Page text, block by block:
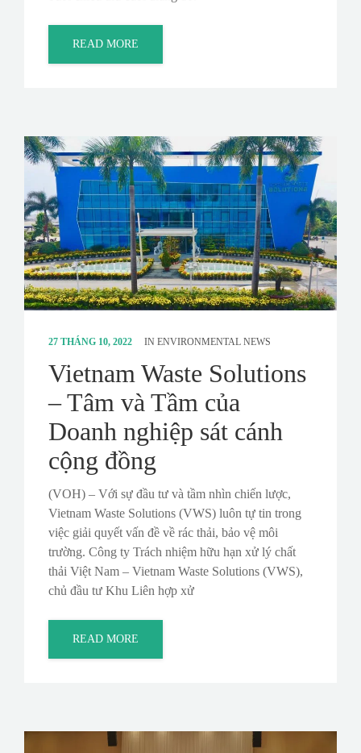
READ MORE
27 THÁNG 10, 2022 IN ENVIRONMENTAL NEWS
Vietnam Waste Solutions
– Tâm và Tầm của
Doanh nghiệp sát cánh
cộng đồng
(VOH) – Với sự đầu tư và tầm nhìn chiến lược,
Vietnam Waste Solutions (VWS) luôn tự tin trong
việc giải quyết vấn đề về rác thải, bảo vệ môi
trường. Công ty Trách nhiệm hữu hạn xử lý chất
thải Việt Nam – Vietnam Waste Solutions (VWS),
chủ đầu tư Khu Liên hợp xử
READ MORE